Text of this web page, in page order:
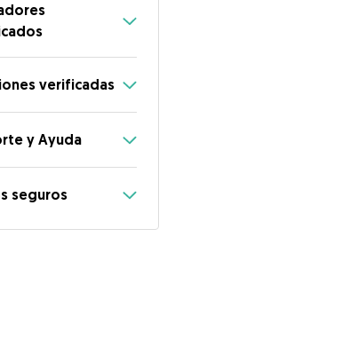
verificadas
y Ayuda
seguros